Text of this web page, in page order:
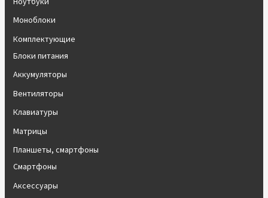
Моноблоки
Комплектующие
Блоки питания
Аккумуляторы
Вентиляторы
Клавиатуры
Матрицы
Планшеты, смартфоны
Смартфоны
Аксессуары